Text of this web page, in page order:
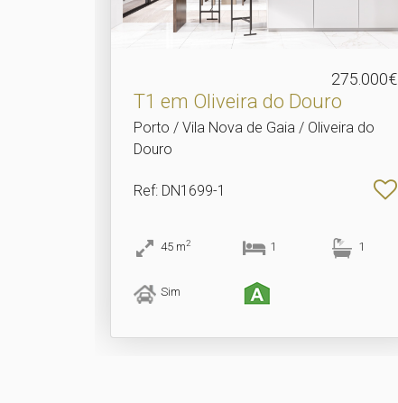
275.000€
T1 em Oliveira do Douro
Porto / Vila Nova de Gaia / Oliveira do
Douro
Ref: DN1699-1
45 m2 1 1
Sim